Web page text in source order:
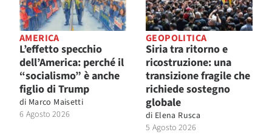
AMERICA
L’effetto specchio
dell’America: perché il
“socialismo” è anche
figlio di Trump
di Marco Maisetti
6 Agosto 2026
GEOPOLITICA
Siria tra ritorno e
ricostruzione: una
transizione fragile che
richiede sostegno
globale
di Elena Rusca
5 Agosto 2026